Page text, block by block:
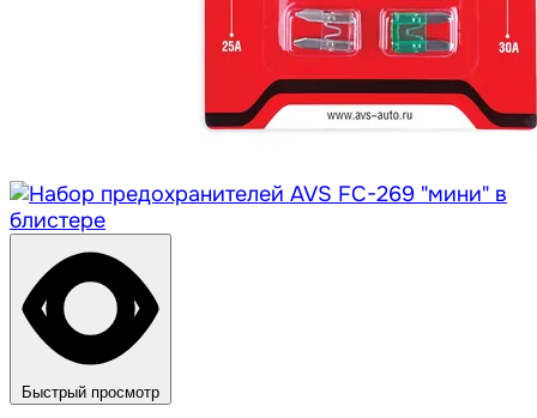
Быстрый просмотр